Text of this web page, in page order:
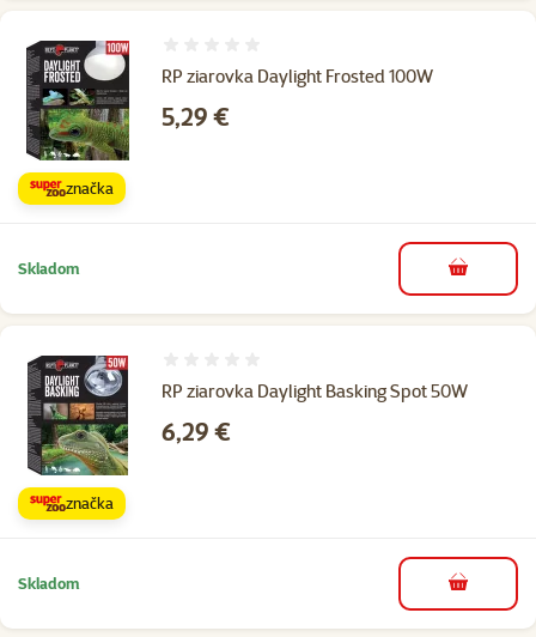
RP ziarovka Daylight Frosted 100W
Cena
5,29 €
značka
Skladom do košíka
RP ziarovka Daylight Basking Spot 50W
Cena
6,29 €
značka
Skladom do košíka